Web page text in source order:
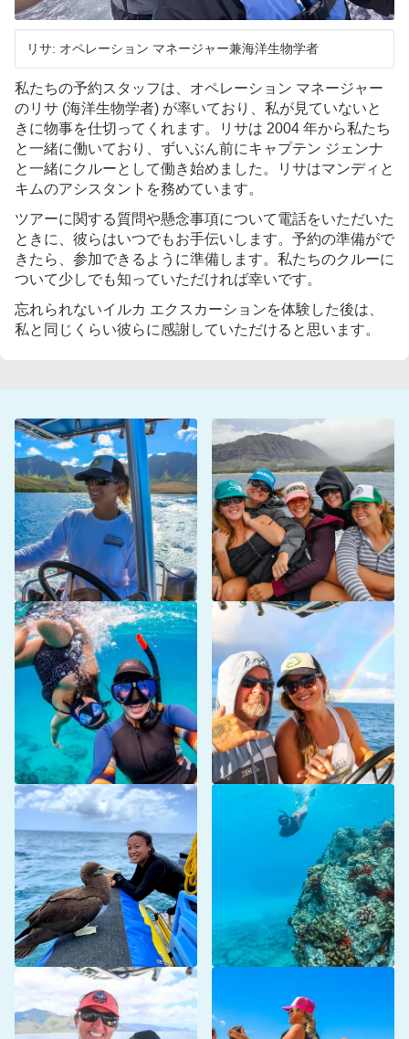
リサ: オペレーション マネージャー兼海洋生物学者
私たちの予約スタッフは、オペレーション マネージャー
のリサ (海洋生物学者) が率いており、私が見ていないと
きに物事を仕切ってくれます。リサは 2004 年から私たち
と一緒に働いており、ずいぶん前にキャプテン ジェンナ
と一緒にクルーとして働き始めました。リサはマンディと
キムのアシスタントを務めています。
ツアーに関する質問や懸念事項について電話をいただいた
ときに、彼らはいつでもお手伝いします。予約の準備がで
きたら、参加できるように準備します。 私たちのクルーに
ついて少しでも知っていただければ幸いです。
忘れられないイルカ エクスカーションを体験した後は、
私と同じくらい彼らに感謝していただけると思います。